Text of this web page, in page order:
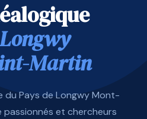
Martin
du Pays de Longwy Mont-
et chercheurs